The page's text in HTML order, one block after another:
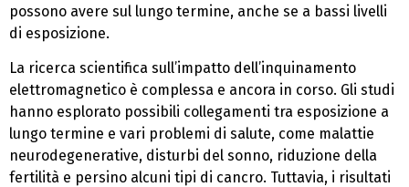
possono avere sul lungo termine, anche se a bassi livelli
di esposizione.
La ricerca scientifica sull’impatto dell’inquinamento
elettromagnetico è complessa e ancora in corso. Gli studi
hanno esplorato possibili collegamenti tra esposizione a
lungo termine e vari problemi di salute, come malattie
neurodegenerative, disturbi del sonno, riduzione della
fertilità e persino alcuni tipi di cancro. Tuttavia, i risultati